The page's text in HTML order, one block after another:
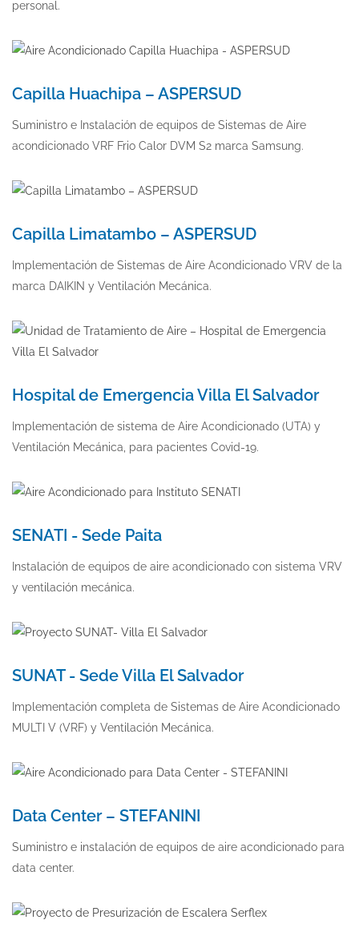
personal.
Capilla Huachipa – ASPERSUD
Suministro e Instalación de equipos de Sistemas de Aire
acondicionado VRF Frio Calor DVM S2 marca Samsung.
Capilla Limatambo – ASPERSUD
Implementación de Sistemas de Aire Acondicionado VRV de la
marca DAIKIN y Ventilación Mecánica.
Hospital de Emergencia Villa El Salvador
Implementación de sistema de Aire Acondicionado (UTA) y
Ventilación Mecánica, para pacientes Covid-19.
SENATI - Sede Paita
Instalación de equipos de aire acondicionado con sistema VRV
y ventilación mecánica.
SUNAT - Sede Villa El Salvador
Implementación completa de Sistemas de Aire Acondicionado
MULTI V (VRF) y Ventilación Mecánica.
Data Center – STEFANINI
Suministro e instalación de equipos de aire acondicionado para
data center.